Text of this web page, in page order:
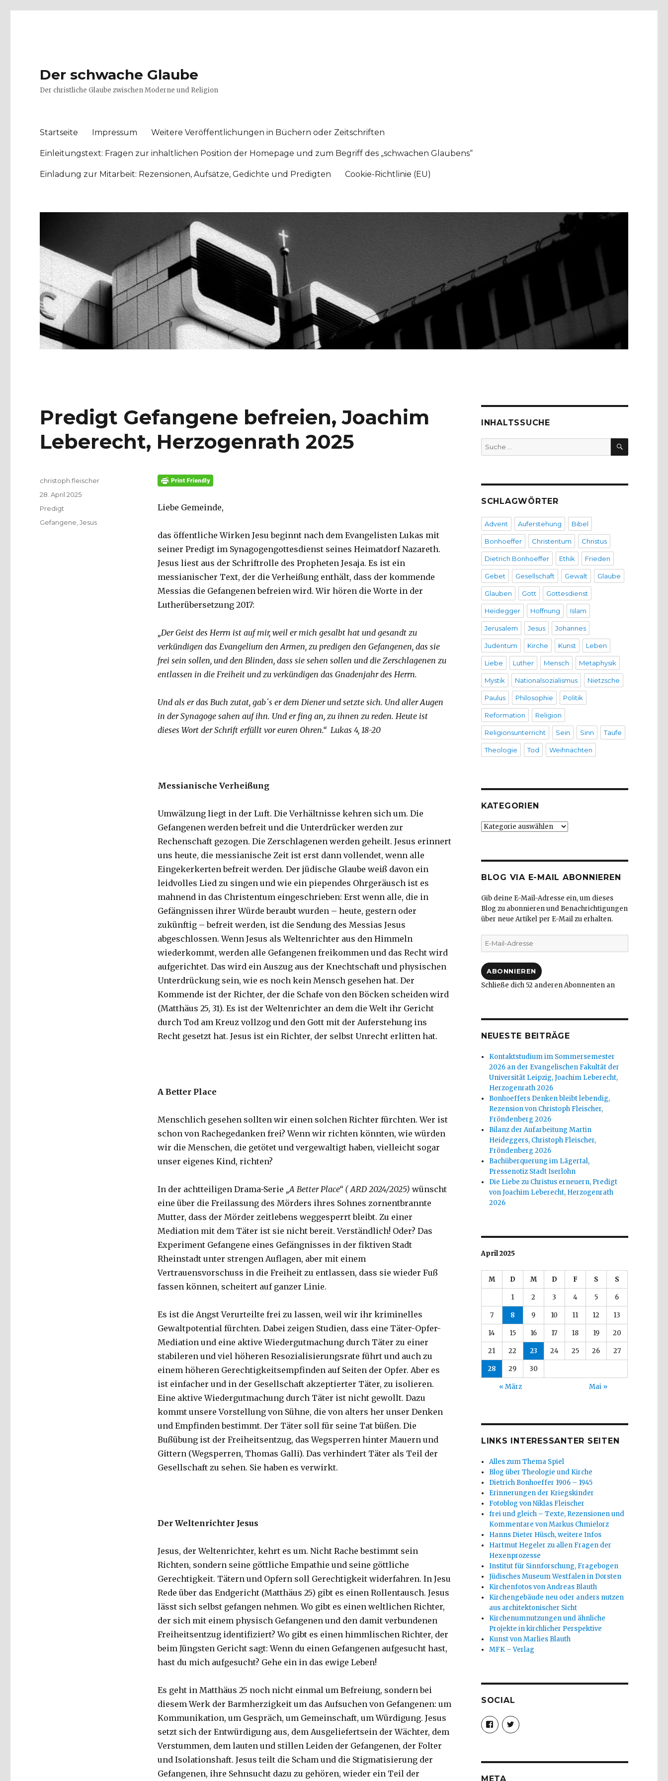
Der schwache Glaube
Der christliche Glaube zwischen Moderne und Religion
Startseite Impressum Weitere Veröffentlichungen in Büchern oder Zeitschriften
Einleitungstext: Fragen zur inhaltlichen Position der Homepage und zum Begriff des „schwachen Glaubens“
Einladung zur Mitarbeit: Rezensionen, Aufsätze, Gedichte und Predigten Cookie-Richtlinie (EU)
Predigt Gefangene befreien, Joachim
Leberecht, Herzogenrath 2025
Liebe Gemeinde,
das öffentliche Wirken Jesu beginnt nach dem Evangelisten Lukas mit
seiner Predigt im Synagogengottesdienst seines Heimatdorf Nazareth.
Jesus liest aus der Schriftrolle des Propheten Jesaja. Es ist ein
messianischer Text, der die Verheißung enthält, dass der kommende
Messias die Gefangenen befreien wird. Wir hören die Worte in der
Lutherübersetzung 2017:
„Der Geist des Herrn ist auf mir, weil er mich gesalbt hat und gesandt zu
verkündigen das Evangelium den Armen, zu predigen den Gefangenen, das sie
frei sein sollen, und den Blinden, dass sie sehen sollen und die Zerschlagenen zu
entlassen in die Freiheit und zu verkündigen das Gnadenjahr des Herrn.
Und als er das Buch zutat, gab´s er dem Diener und setzte sich. Und aller Augen
in der Synagoge sahen auf ihn. Und er fing an, zu ihnen zu reden. Heute ist
dieses Wort der Schrift erfüllt vor euren Ohren.“ Lukas 4, 18-20
Messianische Verheißung
Umwälzung liegt in der Luft. Die Verhältnisse kehren sich um. Die
Gefangenen werden befreit und die Unterdrücker werden zur
Rechenschaft gezogen. Die Zerschlagenen werden geheilt. Jesus erinnert
uns heute, die messianische Zeit ist erst dann vollendet, wenn alle
Eingekerkerten befreit werden. Der jüdische Glaube weiß davon ein
leidvolles Lied zu singen und wie ein piependes Ohrgeräusch ist es
mahnend in das Christentum eingeschrieben: Erst wenn alle, die in
Gefängnissen ihrer Würde beraubt wurden – heute, gestern oder
zukünftig – befreit werden, ist die Sendung des Messias Jesus
abgeschlossen. Wenn Jesus als Weltenrichter aus den Himmeln
wiederkommt, werden alle Gefangenen freikommen und das Recht wird
aufgerichtet. Das wird ein Auszug aus der Knechtschaft und physischen
Unterdrückung sein, wie es noch kein Mensch gesehen hat. Der
Kommende ist der Richter, der die Schafe von den Böcken scheiden wird
(Matthäus 25, 31). Es ist der Weltenrichter an dem die Welt ihr Gericht
durch Tod am Kreuz vollzog und den Gott mit der Auferstehung ins
Recht gesetzt hat. Jesus ist ein Richter, der selbst Unrecht erlitten hat.
A Better Place
Menschlich gesehen sollten wir einen solchen Richter fürchten. Wer ist
schon von Rachegedanken frei? Wenn wir richten könnten, wie würden
wir die Menschen, die getötet und vergewaltigt haben, vielleicht sogar
unser eigenes Kind, richten?
In der achtteiligen Drama-Serie „A Better Place“ ( ARD 2024/2025) wünscht
eine über die Freilassung des Mörders ihres Sohnes zornentbrannte
Mutter, dass der Mörder zeitlebens weggesperrt bleibt. Zu einer
Mediation mit dem Täter ist sie nicht bereit. Verständlich! Oder? Das
Experiment Gefangene eines Gefängnisses in der fiktiven Stadt
Rheinstadt unter strengen Auflagen, aber mit einem
Vertrauensvorschuss in die Freiheit zu entlassen, dass sie wieder Fuß
fassen können, scheitert auf ganzer Linie.
Es ist die Angst Verurteilte frei zu lassen, weil wir ihr kriminelles
Gewaltpotential fürchten. Dabei zeigen Studien, dass eine Täter-Opfer-
Mediation und eine aktive Wiedergutmachung durch Täter zu einer
stabileren und viel höheren Resozialisierungsrate führt und auch zu
einem höheren Gerechtigkeitsempfinden auf Seiten der Opfer. Aber es
ist einfacher und in der Gesellschaft akzeptierter Täter, zu isolieren.
Eine aktive Wiedergutmachung durch Täter ist nicht gewollt. Dazu
kommt unsere Vorstellung von Sühne, die von alters her unser Denken
und Empfinden bestimmt. Der Täter soll für seine Tat büßen. Die
Bußübung ist der Freiheitsentzug, das Wegsperren hinter Mauern und
Gittern (Wegsperren, Thomas Galli). Das verhindert Täter als Teil der
Gesellschaft zu sehen. Sie haben es verwirkt.
Der Weltenrichter Jesus
Jesus, der Weltenrichter, kehrt es um. Nicht Rache bestimmt sein
Richten, sondern seine göttliche Empathie und seine göttliche
Gerechtigkeit. Tätern und Opfern soll Gerechtigkeit widerfahren. In Jesu
Rede über das Endgericht (Matthäus 25) gibt es einen Rollentausch. Jesus
lässt sich selbst gefangen nehmen. Wo gibt es einen weltlichen Richter,
der sich mit einem physisch Gefangenen und den damit verbundenen
Freiheitsentzug identifiziert? Wo gibt es einen himmlischen Richter, der
beim Jüngsten Gericht sagt: Wenn du einen Gefangenen aufgesucht hast,
hast du mich aufgesucht? Gehe ein in das ewige Leben!
Es geht in Matthäus 25 noch nicht einmal um Befreiung, sondern bei
diesem Werk der Barmherzigkeit um das Aufsuchen von Gefangenen: um
Kommunikation, um Gespräch, um Gemeinschaft, um Würdigung. Jesus
setzt sich der Entwürdigung aus, dem Ausgeliefertsein der Wächter, dem
Verstummen, dem lauten und stillen Leiden der Gefangenen, der Folter
und Isolationshaft. Jesus teilt die Scham und die Stigmatisierung der
Gefangenen, ihre Sehnsucht dazu zu gehören, wieder ein Teil der
Autor
christoph.fleischer
Veröffentlicht
28. April 2025
Kategorien
Predigt
Schlagwörter
Gefangene ,Jesus
INHALTSSUCHE
Suche
nach:
SUCHEN
SCHLAGWÖRTER
Advent Auferstehung Bibel
Bonhoeffer Christentum Christus
Dietrich Bonhoeffer Ethik Frieden
Gebet Gesellschaft Gewalt Glaube
Glauben Gott Gottesdienst
Heidegger Hoffnung Islam
Jerusalem Jesus Johannes
Judentum Kirche Kunst Leben
Liebe Luther Mensch Metaphysik
Mystik Nationalsozialismus Nietzsche
Paulus Philosophie Politik
Reformation Religion
Religionsunterricht Sein Sinn Taufe
Theologie Tod Weihnachten
KATEGORIEN
Kategorien
BLOG VIA E-MAIL ABONNIEREN
Gib deine E-Mail-Adresse ein, um dieses
Blog zu abonnieren und Benachrichtigungen
über neue Artikel per E-Mail zu erhalten.
E-
Mail-
ABONNIEREN
Schließe dich 52 anderen Abonnenten an
NEUESTE BEITRÄGE
Kontaktstudium im Sommersemester
2026 an der Evangelischen Fakultät der
Universität Leipzig, Joachim Leberecht,
Herzogenrath 2026
Bonhoeffers Denken bleibt lebendig,
Rezension von Christoph Fleischer,
Fröndenberg 2026
Bilanz der Aufarbeitung Martin
Heideggers, Christoph Fleischer,
Fröndenberg 2026
Bachüberquerung im Lägertal,
Pressenotiz Stadt Iserlohn
Die Liebe zu Christus erneuern, Predigt
von Joachim Leberecht, Herzogenrath
2026
April 2025
M D M D F S S
1 2 3 4 5 6
7 8 9 10 11 12 13
14 15 16 17 18 19 20
21 22 23 24 25 26 27
28 29 30
« März Mai »
LINKS INTERESSANTER SEITEN
Alles zum Thema Spiel
Blog über Theologie und Kirche
Dietrich Bonhoeffer 1906 – 1945
Erinnerungen der Kriegskinder
Fotoblog von Niklas Fleischer
frei und gleich – Texte, Rezensionen und
Kommentare von Markus Chmielorz
Hanns Dieter Hüsch, weitere Infos
Hartmut Hegeler zu allen Fragen der
Hexenprozesse
Institut für Sinnforschung, Fragebogen
Jüdisches Museum Westfalen in Dorsten
Kirchenfotos von Andreas Blauth
Kirchengebäude neu oder anders nutzen
aus architektonischer Sicht
Kirchenumnutzungen und ähnliche
Projekte in kirchlicher Perspektive
Kunst von Marlies Blauth
MFK – Verlag
SOCIAL
Profil
von
christoph.fleischer1
anzeigen
Profil
von
anzeigen
META